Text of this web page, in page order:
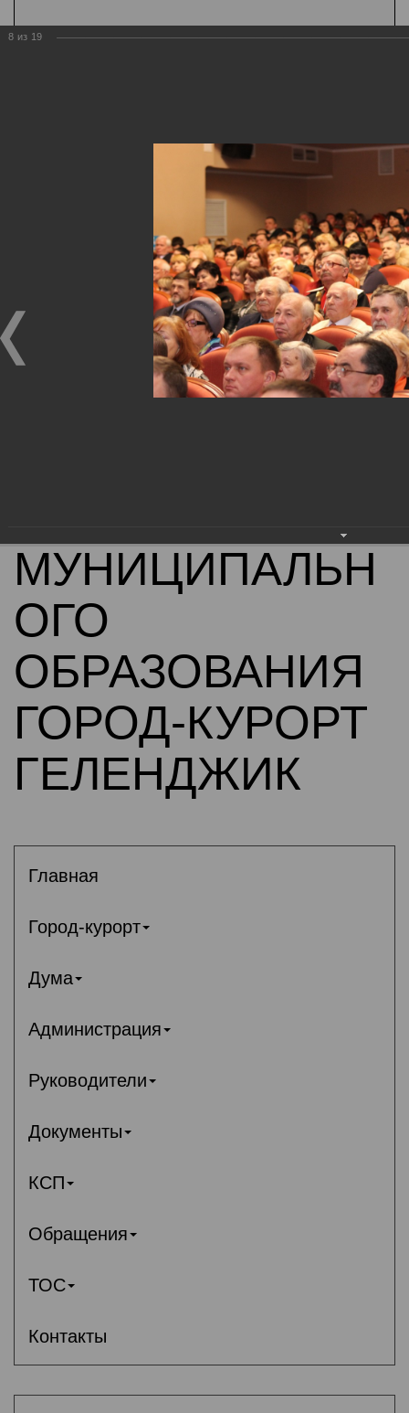
А
Ц
Дополнительно
МУНИЦИПАЛЬН
ОГО
ОБРАЗОВАНИЯ
ГОРОД-КУРОРТ
ГЕЛЕНДЖИК
Главная
Город-курорт
Дума
Администрация
Руководители
Документы
КСП
Обращения
ТОС
Контакты
8 из 19